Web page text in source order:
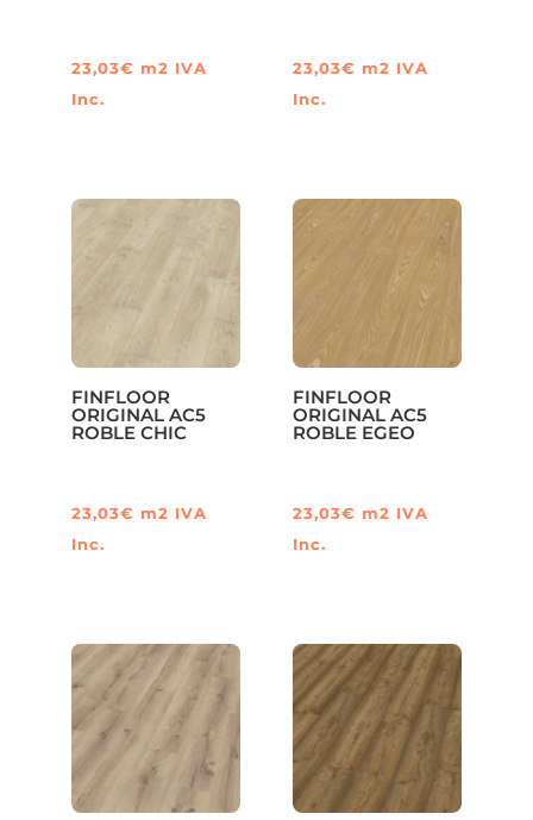
23,03€ m2 IVA
Inc.
23,03€ m2 IVA
Inc.
FINFLOOR
ORIGINAL AC5
ROBLE CHIC
23,03€ m2 IVA
Inc.
FINFLOOR
ORIGINAL AC5
ROBLE EGEO
23,03€ m2 IVA
Inc.